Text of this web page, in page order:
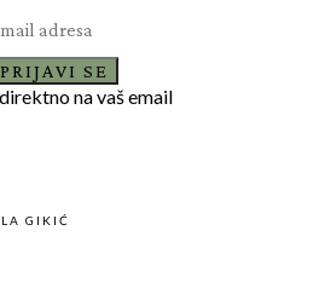
PRIJAVI SE
na vaš email
GIKIĆ